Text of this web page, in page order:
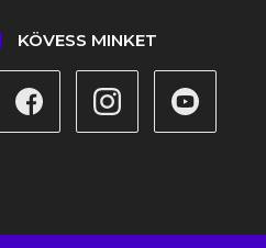
KÖVESS MINKET